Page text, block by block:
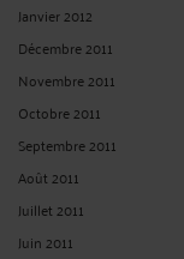
Janvier 2012
Décembre 2011
Novembre 2011
Octobre 2011
Septembre 2011
Août 2011
Juillet 2011
Juin 2011